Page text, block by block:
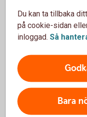
Besök en bankomat
Hitta Bankomat
Du kan ta tillbaka
på cookie-sidan
inloggad. Så
Bara